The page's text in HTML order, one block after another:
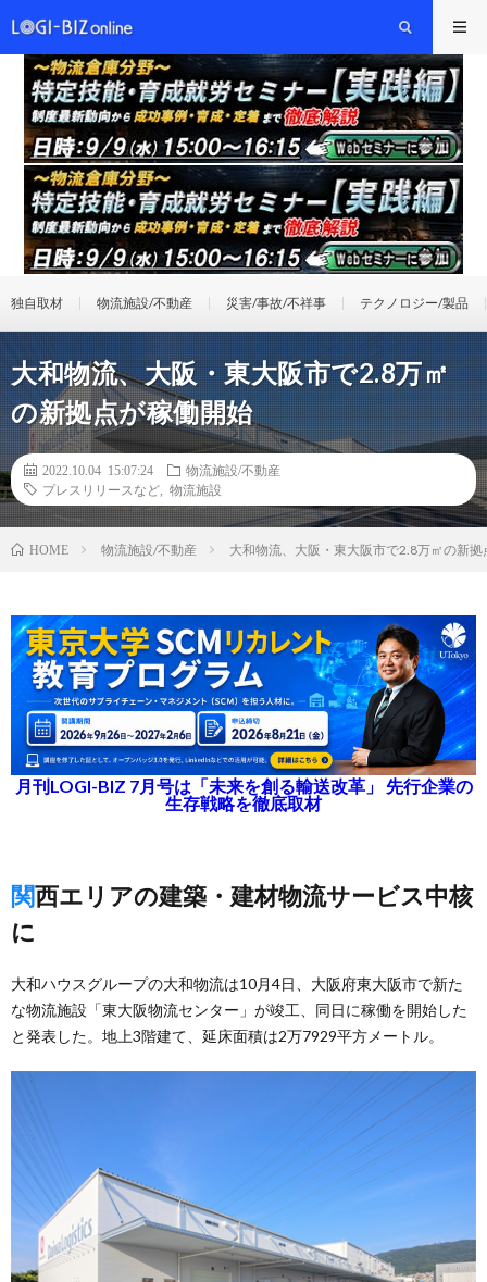
独自取材 物流施設/不動産 災害/事故/不祥事 テクノロジー/製品
大和物流、大阪・東大阪市で2.8万㎡
の新拠点が稼働開始
2022.10.04 15:07:24
物流施設/不動産
プレスリリースなど
物流施設
HOME 物流施設/不動産 大和物流、大阪・東大阪市で2.8万㎡の新拠
月刊LOGI-BIZ 7月号は「未来を創る輸送改革」 先行企業の
生存戦略を徹底取材
関西エリアの建築・建材物流サービス中核
に
大和ハウスグループの大和物流は10月4日、大阪府東大阪市で新た
な物流施設「東大阪物流センター」が竣工、同日に稼働を開始した
と発表した。地上3階建て、延床面積は2万7929平方メートル。